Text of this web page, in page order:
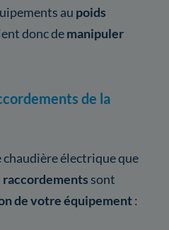
au poids
donc demanipuler
de la
chaudière électrique que
raccordements sont
de votre équipement: